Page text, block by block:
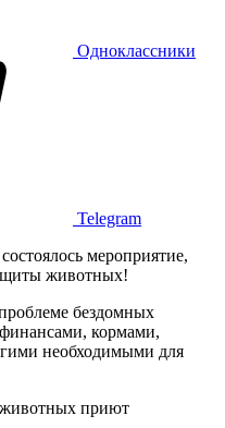
Одноклассники
Telegram
мероприятие,
животных!
бездомных
кормами,
необходимыми для